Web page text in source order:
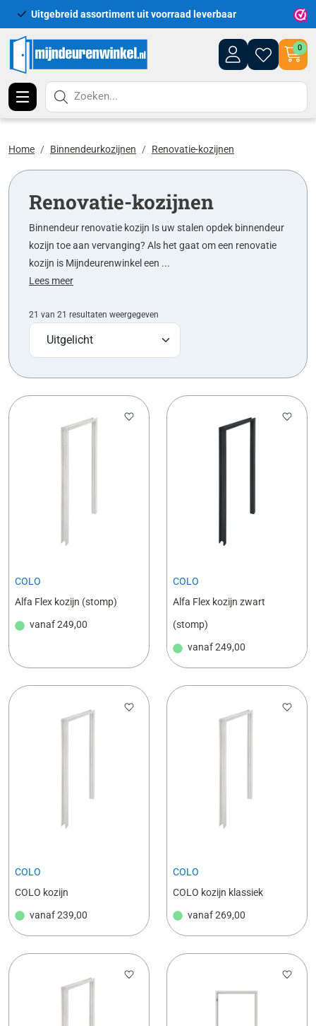
Uitgebreid assortiment uit voorraad leverbaar
0
Zoeken...
Home Binnendeurkozijnen Renovatie-kozijnen
Renovatie-kozijnen
Binnendeur renovatie kozijn Is uw stalen opdek binnendeur
kozijn toe aan vervanging? Als het gaat om een renovatie
kozijn is Mijndeurenwinkel een ...
Lees meer
21 van 21 resultaten weergegeven
COLO
Alfa Flex kozijn (stomp)
vanaf249,00
COLO
Alfa Flex kozijn zwart
(stomp)
vanaf249,00
COLO
COLO kozijn
vanaf239,00
COLO
COLO kozijn klassiek
vanaf269,00